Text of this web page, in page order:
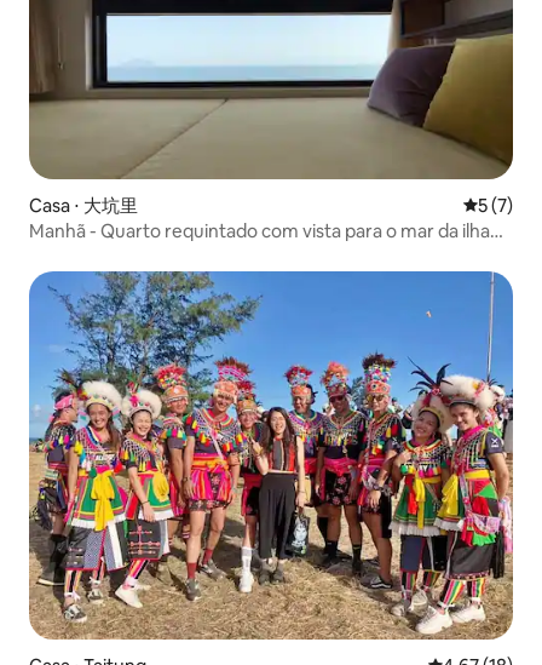
Casa ⋅ 大坑里 5 de
5 (7)
Manhã - Quarto requintado com vista para o mar da ilha
conversível | Chá da tarde de luxo | Festa de proposta de
aniversário